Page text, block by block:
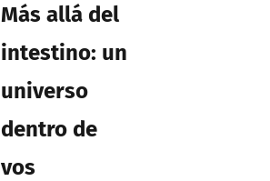
Más allá del
intestino: un
universo
dentro de
vos